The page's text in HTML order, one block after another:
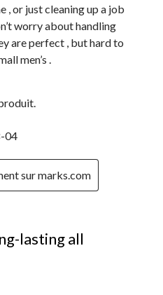
, or just cleaning up a job
worry about handling
are perfect , but hard to
men’s .
04
sur marks.com
lasting all